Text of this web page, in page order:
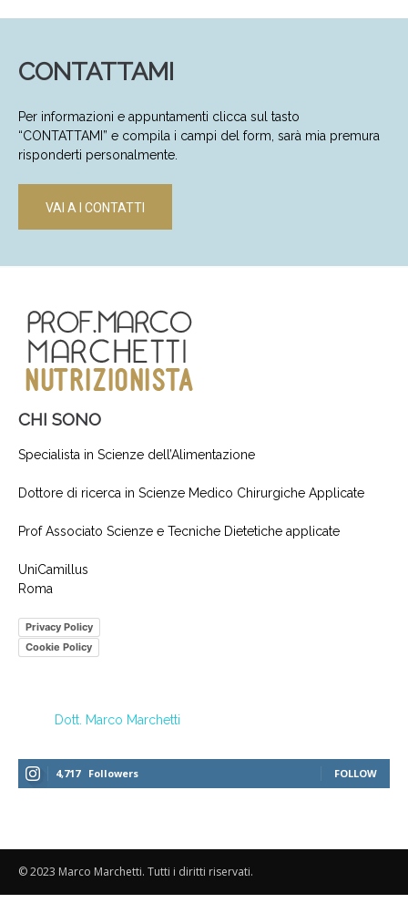
CONTATTAMI
Per informazioni e appuntamenti clicca sul tasto
“CONTATTAMI” e compila i campi del form, sarà mia premura
risponderti personalmente.
VAI A I CONTATTI
CHI SONO
Specialista in Scienze dell’Alimentazione
Dottore di ricerca in Scienze Medico Chirurgiche Applicate
Prof Associato Scienze e Tecniche Dietetiche applicate
UniCamillus
Roma
Privacy Policy
Cookie Policy
Dott. Marco Marchetti
4,717 Followers FOLLOW
© 2023 Marco Marchetti. Tutti i diritti riservati.